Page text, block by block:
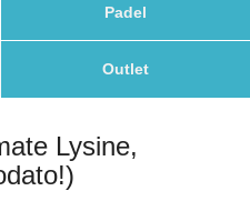
Padel
Outlet
Lysine,